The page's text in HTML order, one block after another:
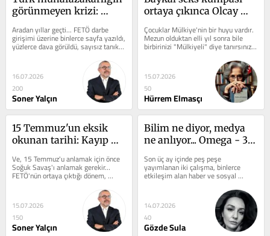
görünmeyen krizi:
Aradan yıllar geçti... FETÖ darbe
girişimi üzerine binlerce sayfa yazıldı,
yüzlerce dava görüldü, sayısız tanık
dinlendi... Hâlâ en...
16.07.2026
200
Soner Yalçın
ortaya çıkınca Olcay
Yapma
Çocuklar Mülkiye'nin bir huyu vardır.
Mezun olduktan elli yıl sonra bile
birbirinizi "Mülkiyeli" diye tanırsınız.
15.07.2026
50
Hürrem Elmasçı
15 Temmuz'un eksik
okunan tarihi: Kayıp
Ve, 15 Temmuz'u anlamak için önce
Soğuk Savaş'ı anlamak gerekir…
FETÖ'nün ortaya çıktığı dönem,
dünyanın iki kutba...
15.07.2026
150
Soner Yalçın
Bilim ne diyor, medya
ne anlıyor... Omega - 3
Son üç ay içinde peş peşe
yayımlanan iki çalışma, binlerce
etkileşim alan haber ve sosyal
medya paylaşımıyla aynı soruyu
14.07.2026
40
Gözde Sula